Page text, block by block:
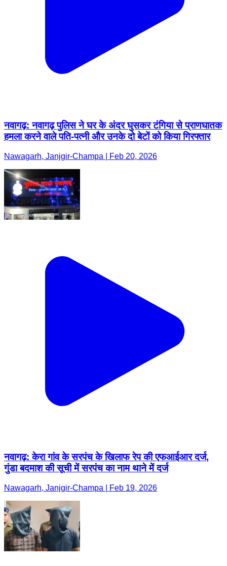
नवागढ़: नवागढ़ पुलिस ने घर के अंदर घुसकर टंगिया से प्राणघातक
हमला करने वाले पति-पत्नी और उनके दो बेटों को किया गिरफ्तार
Nawagarh, Janjgir-Champa | Feb 20, 2026
नवागढ़: केरा गांव के सरपंच के खिलाफ रेप की एफआईआर दर्ज,
गुंडा बदमाश की सूची में सरपंच का नाम थाने में दर्ज
Nawagarh, Janjgir-Champa | Feb 19, 2026